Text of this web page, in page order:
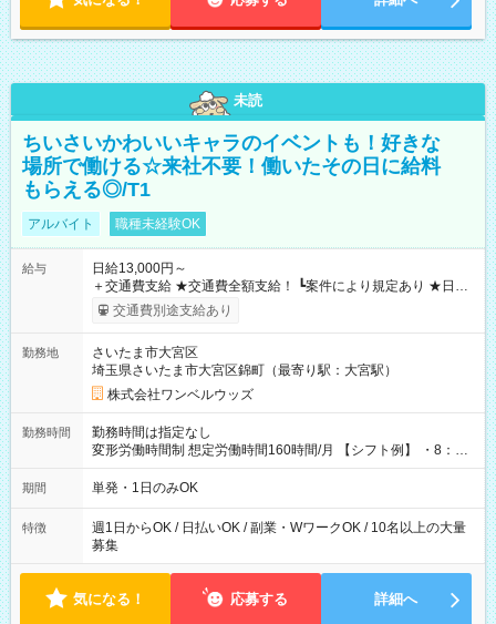
未読
ちいさいかわいいキャラのイベントも！好きな
場所で働ける☆来社不要！働いたその日に給料
もらえる◎/T1
アルバイト 職種未経験OK
給与
日給13,000円～
＋交通費支給 ★交通費全額支給！ ┗案件により規定あり ★日払
いOK！（規定あり） ┗働いたその日に現金GET♪ お仕事後はコ
ンビニATMから 日払い分を引き落とせます！ 【試用期間】試
交通費別途支給あり
勤務地
さいたま市大宮区
埼玉県さいたま市大宮区錦町（最寄り駅：大宮駅）
株式会社ワンベルウッズ
勤務時間
勤務時間は指定なし
変形労働時間制 想定労働時間160時間/月 【シフト例】 ・8：00
～21：00
期間 単発・1日のみOK
特徴
週1日からOK / 日払いOK / 副業・WワークOK / 10名以上の大量
募集
気になる！ 応募する 詳細へ